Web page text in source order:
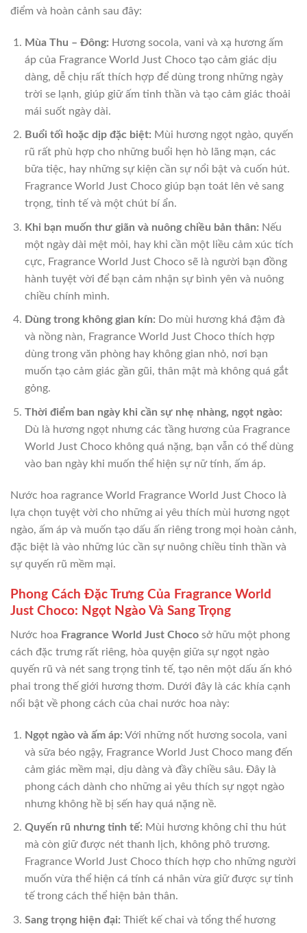
điểm và hoàn cảnh sau đây:
Mùa Thu – Đông: Hương socola, vani và xạ hương ấm
áp của Fragrance World Just Choco tạo cảm giác dịu
dàng, dễ chịu rất thích hợp để dùng trong những ngày
trời se lạnh, giúp giữ ấm tinh thần và tạo cảm giác thoải
mái suốt ngày dài.
Buổi tối hoặc dịp đặc biệt: Mùi hương ngọt ngào, quyến
rũ rất phù hợp cho những buổi hẹn hò lãng mạn, các
bữa tiệc, hay những sự kiện cần sự nổi bật và cuốn hút.
Fragrance World Just Choco giúp bạn toát lên vẻ sang
trọng, tinh tế và một chút bí ẩn.
Khi bạn muốn thư giãn và nuông chiều bản thân: Nếu
một ngày dài mệt mỏi, hay khi cần một liều cảm xúc tích
cực, Fragrance World Just Choco sẽ là người bạn đồng
hành tuyệt vời để bạn cảm nhận sự bình yên và nuông
chiều chính mình.
Dùng trong không gian kín: Do mùi hương khá đậm đà
và nồng nàn, Fragrance World Just Choco thích hợp
dùng trong văn phòng hay không gian nhỏ, nơi bạn
muốn tạo cảm giác gần gũi, thân mật mà không quá gắt
gỏng.
Thời điểm ban ngày khi cần sự nhẹ nhàng, ngọt ngào:
Dù là hương ngọt nhưng các tầng hương của Fragrance
World Just Choco không quá nặng, bạn vẫn có thể dùng
vào ban ngày khi muốn thể hiện sự nữ tính, ấm áp.
Nước hoa ragrance World Fragrance World Just Choco là
lựa chọn tuyệt vời cho những ai yêu thích mùi hương ngọt
ngào, ấm áp và muốn tạo dấu ấn riêng trong mọi hoàn cảnh,
đặc biệt là vào những lúc cần sự nuông chiều tinh thần và
sự quyến rũ mềm mại.
Phong Cách Đặc Trưng Của Fragrance World
Just Choco: Ngọt Ngào Và Sang Trọng
Nước hoa Fragrance World Just Choco sở hữu một phong
cách đặc trưng rất riêng, hòa quyện giữa sự ngọt ngào
quyến rũ và nét sang trọng tinh tế, tạo nên một dấu ấn khó
phai trong thế giới hương thơm. Dưới đây là các khía cạnh
nổi bật về phong cách của chai nước hoa này:
Ngọt ngào và ấm áp: Với những nốt hương socola, vani
và sữa béo ngậy, Fragrance World Just Choco mang đến
cảm giác mềm mại, dịu dàng và đầy chiều sâu. Đây là
phong cách dành cho những ai yêu thích sự ngọt ngào
nhưng không hề bị sến hay quá nặng nề.
Quyến rũ nhưng tinh tế: Mùi hương không chỉ thu hút
mà còn giữ được nét thanh lịch, không phô trương.
Fragrance World Just Choco thích hợp cho những người
muốn vừa thể hiện cá tính cá nhân vừa giữ được sự tinh
tế trong cách thể hiện bản thân.
Sang trọng hiện đại: Thiết kế chai và tổng thể hương